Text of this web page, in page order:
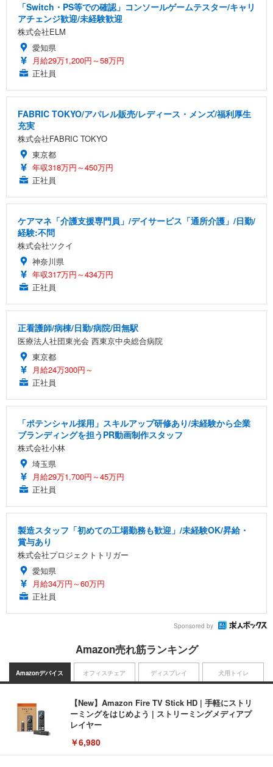
「Switch・PS等での確認」コンソールゲームテスター/キャリ
アチェンジ歓迎/未経験歓迎
株式会社ELM
愛知県
月給29万1,200円～58万円
正社員
FABRIC TOKYO/アパレル販売/レディース・メンズ/福利厚生
充実
株式会社FABRIC TOKYO
東京都
年収318万円～450万円
正社員
ケアマネ「介護支援専門員」/デイサービス「通所介護」/日勤/
経験:不問
株式会社ツクイ
神奈川県
年収317万円～434万円
正社員
正看護師/病棟/日勤/病院/田無駅
医療法人社団東光会 西東京中央総合病院
東京都
月給24万300円～
正社員
「ポテンシャル採用」スキルアップ研修あり/未経験から企業
ブランディングを担うPR動画制作スタッフ
株式会社小林
埼玉県
月給29万1,700円～45万円
正社員
製造スタッフ「初めての工場勤務も歓迎」/未経験OK/昇給・
賞与あり
株式会社プロジェクトトリガー
愛知県
月給34万円～60万円
正社員
Sponsored by
Amazon売れ筋ランキング
Amazonデバイス
【New】Amazon Fire TV Stick HD | 手軽にストリ
ーミングをはじめよう | ストリーミングメディアプ
レイヤー
￥6,980
オフィスチェア ディスプレイ 犬用トイレ